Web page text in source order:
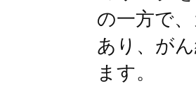
の一方で
あり、が
ます。